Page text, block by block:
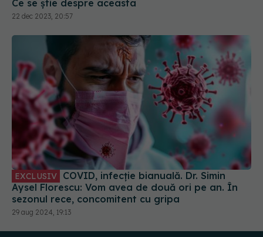
Ce se știe despre aceasta
22 dec 2023, 20:57
EXCLUSIV
Aysel Florescu: Vom avea de două ori pe an. În
sezonul rece, concomitent cu gripa
29 aug 2024, 19:13